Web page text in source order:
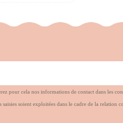
pour cela nos informations de contact dans les
soient exploitées dans le cadre de la relation